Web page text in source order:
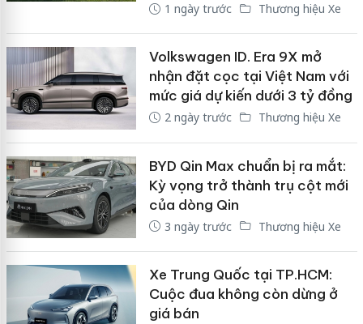
1 ngày trước Thương hiệu Xe
Volkswagen ID. Era 9X mở
nhận đặt cọc tại Việt Nam với
mức giá dự kiến dưới 3 tỷ đồng
2 ngày trước Thương hiệu Xe
BYD Qin Max chuẩn bị ra mắt:
Kỳ vọng trở thành trụ cột mới
của dòng Qin
3 ngày trước Thương hiệu Xe
Xe Trung Quốc tại TP.HCM:
Cuộc đua không còn dừng ở
giá bán